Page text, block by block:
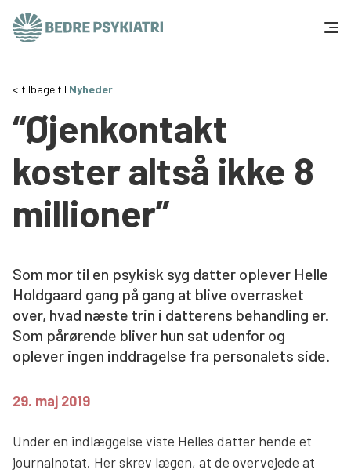
Tal og fakta
Om os
Vær med
Støt os
tilbage til Nyheder
“Øjenkontakt
koster altså ikke 8
millioner”
Som mor til en psykisk syg datter oplever Helle
Holdgaard gang på gang at blive overrasket
over, hvad næste trin i datterens behandling er.
Som pårørende bliver hun sat udenfor og
oplever ingen inddragelse fra personalets side.
29. maj 2019
Under en indlæggelse viste Helles datter hende et
journalnotat. Her skrev lægen, at de overvejede at